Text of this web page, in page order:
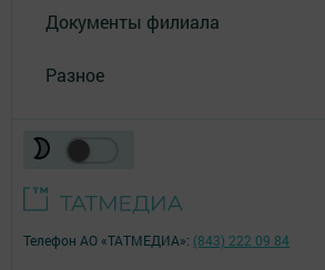
Документы филиала
Разное
Телефон АО «ТАТМЕДИА»: (843) 222 09 84